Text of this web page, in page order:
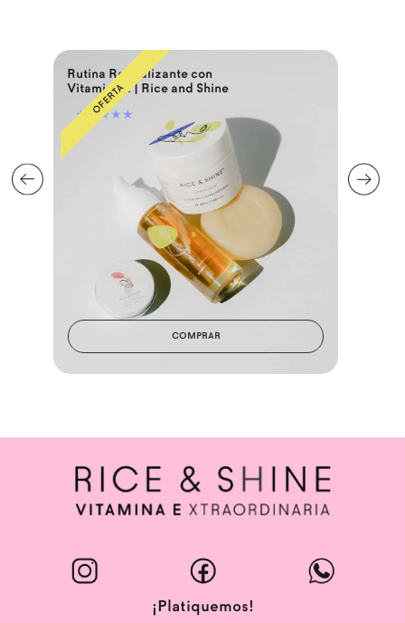
Rutina Revitalizante con
Vitamina E | Rice and Shine
★★★★★
COMPRAR
Abrir enlace
Abrir enlace
¡Platiquemos!